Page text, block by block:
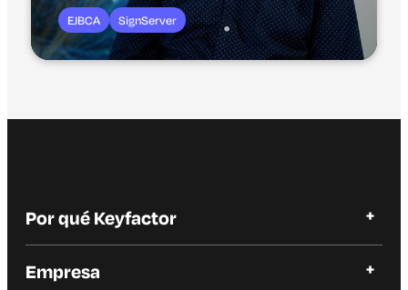
EJBCA SignServer
Por qué Keyfactor
Historias de clientes
Empresa